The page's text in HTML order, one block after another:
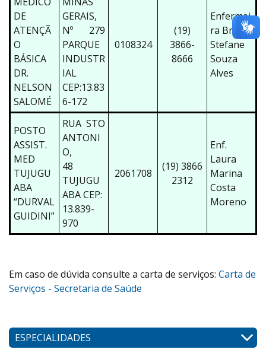
DE
ATENÇÃ
O
BÁSICA
DR.
NELSON
SALOMÉ
GERAIS,
Nº 279
PARQUE
INDUSTR
IAL
CEP:13.83
6-172
0108324
(19)
3866-
8666
Enfermei
ra Bruna
Stefane
Souza
Alves
POSTO
ASSIST.
MED
TUJUGU
ABA
“DURVAL
GUIDINI”
RUA STO
ANTONI
O,
48
TUJUGU
ABA CEP:
13.839-
970
2061708
(19) 3866
2312
Enf.
Laura
Marina
Costa
Moreno
Em caso de dúvida consulte a carta de serviços: Carta de
Serviços - Secretaria de Saúde
ESPECIALIDADES